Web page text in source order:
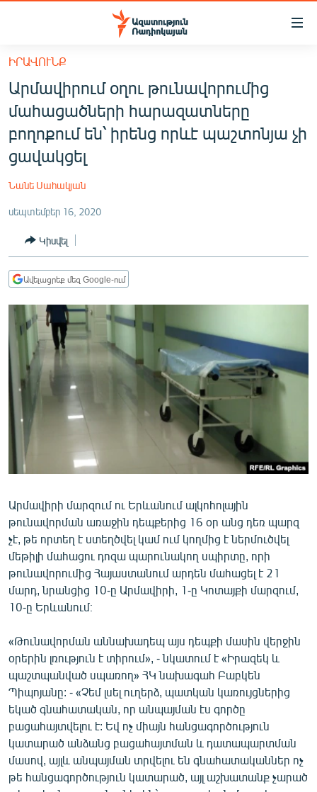
Մատչելիության
հիմնական
բովանդակությանը
Անցնել
հիմնական
մենյուին
Որոնում
ՀԱՅԱՍՏԱՆ
ՔԱՂԱՔԱԿԱՆ
ԸՆՏՐՈՒԹՅՈՒՆՆԵՐ 2026
ՊԱՏԵՐԱԶՄԻ 6 ՇԱԲԱԹՆԵՐԸ
ՏԱՐԱԾԱՇՐՋԱՆ
ՄԻՋԱԶԳԱՅԻՆ
ՄՇԱԿՈՒՅԹ
ՍՊՈՐՏ
ՄԵԿՆԱԲԱՆՈՒԹՅՈՒՆ
ՏՏ ԵՒ ԻՆՏԵՐՆԵՏ
ԿՈՐՈՆԱՎԻՐՈՒՍ
ՏԵՍԱՆՅՈՒԹԵՐ
ԲԱՆԱՎԵՃ
ՁԳՏԵԼՈՎ ԼԱՎԱԳՈՒՅՆԻՆ
ՓՈԴՔԱՍԹ
English
Русский
ՀԵՏԵՎԵՔ ՄԵԶ
ԻՐԱՎՈՒՆՔ
Արմավիրում օղու թունավորումից
մահացածների հարազատները
բողոքում են՝ իրենց որևէ պաշտոնյա չի
ցավակցել
Նանե Սահակյան
սեպտեմբեր 16, 2020
Կիսվել
Ավելացրեք մեզ Google-ում
Արմավիրի մարզում ու Երևանում ալկոհոլային
թունավորման առաջին դեպքերից 16 օր անց դեռ պարզ
չէ, թե որտեղ է ստեղծվել կամ ում կողմից է ներմուծվել
մեթիլի մահացու դոզա պարունակող սպիրտը, որի
թունավորումից Հայաստանում արդեն մահացել է 21
մարդ, նրանցից 10-ը Արմավիրի, 1-ը Կոտայքի մարզում,
10-ը Երևանում։
«Թունավորման աննախադեպ այս դեպքի մասին վերջին
օրերին լռություն է տիրում», - նկատում է «Իրազեկ և
պաշտպանված սպառող» ՀԿ նախագահ Բաբկեն
Պիպոյանը: - «Չեմ լսել ուղերձ, պատկան կառույցներից
եկած գնահատական, որ անպայման էս գործը
բացահայտվելու է: Եվ ոչ միայն հանցագործություն
կատարած անձանց բացահայտման և դատապարտման
մասով, այլև անպայման տրվելու են գնահատականներ ոչ
թե հանցագործություն կատարած, այլ աշխատանք չարած